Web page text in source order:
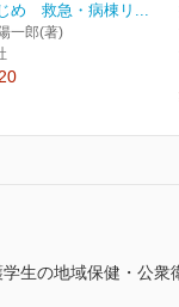
め 救急・病棟リ...
一郎(著)
生の地域保健・公